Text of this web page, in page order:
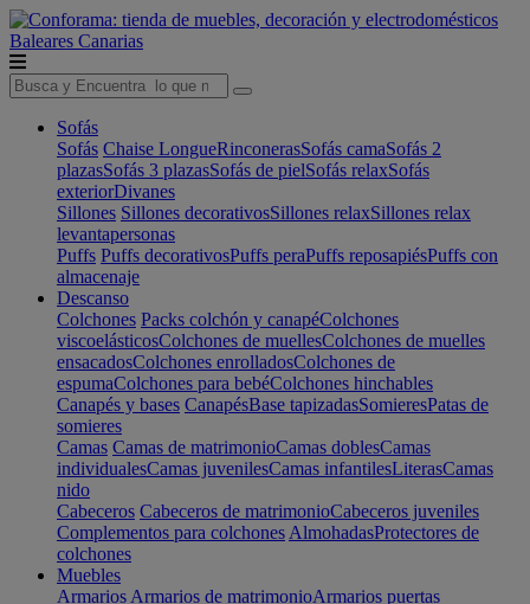
Baleares Canarias
Sofás
Sofás Chaise LongueRinconerasSofás camaSofás 2
plazasSofás 3 plazasSofás de pielSofás relaxSofás
exteriorDivanes
Sillones Sillones decorativosSillones relaxSillones relax
levantapersonas
Puffs Puffs decorativosPuffs peraPuffs reposapiésPuffs con
almacenaje
Descanso
Colchones Packs colchón y canapéColchones
viscoelásticosColchones de muellesColchones de muelles
ensacadosColchones enrolladosColchones de
espumaColchones para bebéColchones hinchables
Canapés y bases CanapésBase tapizadasSomieresPatas de
somieres
Camas Camas de matrimonioCamas doblesCamas
individualesCamas juvenilesCamas infantilesLiterasCamas
nido
Cabeceros Cabeceros de matrimonioCabeceros juveniles
Complementos para colchones AlmohadasProtectores de
colchones
Muebles
Armarios Armarios de matrimonioArmarios puertas